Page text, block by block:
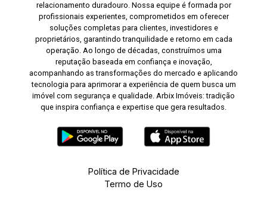
relacionamento duradouro. Nossa equipe é formada por
profissionais experientes, comprometidos em oferecer
soluções completas para clientes, investidores e
proprietários, garantindo tranquilidade e retorno em cada
operação. Ao longo de décadas, construímos uma
reputação baseada em confiança e inovação,
acompanhando as transformações do mercado e aplicando
tecnologia para aprimorar a experiência de quem busca um
imóvel com segurança e qualidade. Arbix Imóveis: tradição
que inspira confiança e expertise que gera resultados.
Política de Privacidade
Termo de Uso